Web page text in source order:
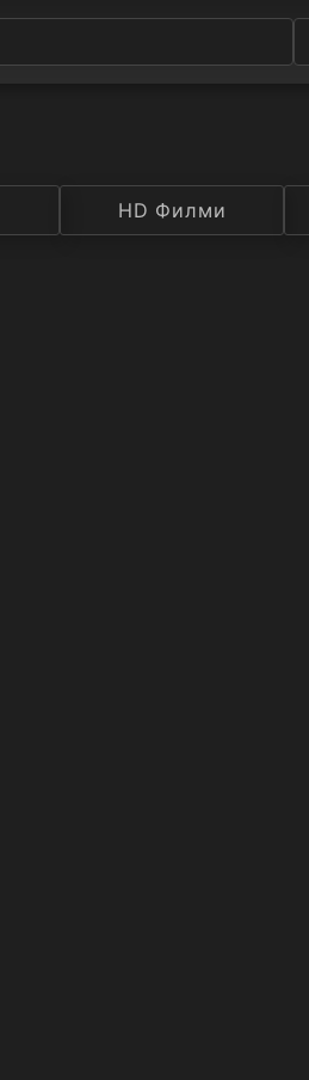
Рейтинг
HD Филми